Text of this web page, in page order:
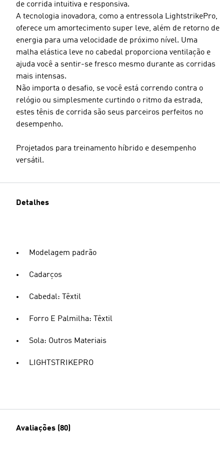
de corrida intuitiva e responsiva.
A tecnologia inovadora, como a entressola LightstrikePro,
oferece um amortecimento super leve, além de retorno de
energia para uma velocidade de próximo nível. Uma
malha elástica leve no cabedal proporciona ventilação e
ajuda você a sentir-se fresco mesmo durante as corridas
mais intensas.
Não importa o desafio, se você está correndo contra o
relógio ou simplesmente curtindo o ritmo da estrada,
estes tênis de corrida são seus parceiros perfeitos no
desempenho.
Projetados para treinamento híbrido e desempenho
versátil.
Detalhes
Modelagem padrão
Cadarços
Cabedal: Têxtil
Forro E Palmilha: Têxtil
Sola: Outros Materiais
LIGHTSTRIKEPRO
Avaliações (80)